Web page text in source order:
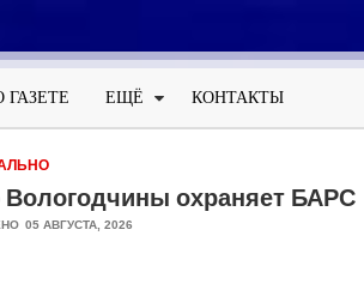
Меню
учётной
записи
пользователя
ГАЗЕТЕ ЕЩЁ КОНТАКТЫ
Вологодчины охраняет БАРС
05 АВГУСТА, 2026